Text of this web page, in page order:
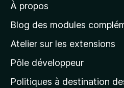
à
l
p
a
g
À propos
Blog des modules
Atelier sur les extensions
Pôle développeur
Politiques à destination